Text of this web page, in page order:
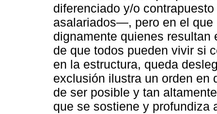
diferenciado y/o
asalariados―, pero en el que
dignamente quienes
de que todos pueden vivir si
en la estructura, queda
exclusión ilustra un orden en
de ser posible y tan
que se sostiene y profundiza